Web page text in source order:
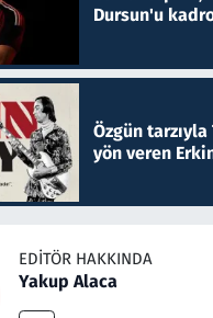
Dursun'u
Özgün
yön veren
EDITÖR HAKKINDA
Yakup Alaca